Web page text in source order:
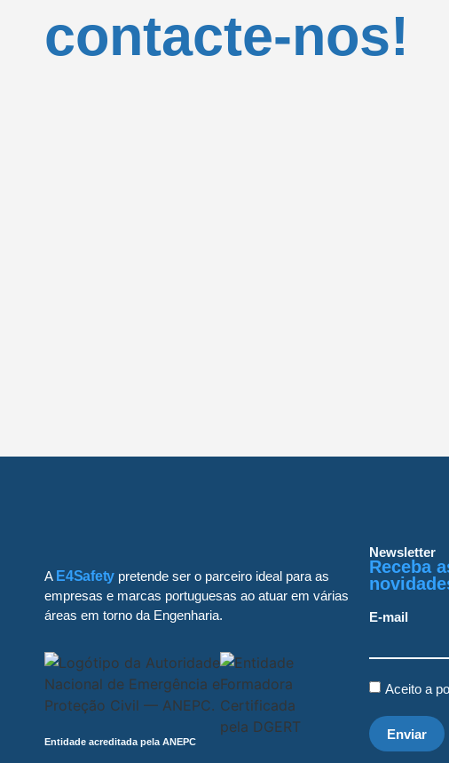
contacte-nos!
A E4Safety pretende ser o parceiro ideal para as
empresas e marcas portuguesas ao atuar em várias
áreas em torno da Engenharia.
Entidade acreditada pela ANEPC
Newsletter
Receba
E-mail
Aceito a
Enviar